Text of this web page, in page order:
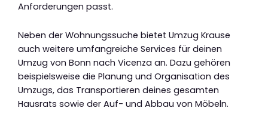
Anforderungen passt.
Neben der Wohnungssuche bietet Umzug Krause
auch weitere umfangreiche Services für deinen
Umzug von Bonn nach Vicenza an. Dazu gehören
beispielsweise die Planung und Organisation des
Umzugs, das Transportieren deines gesamten
Hausrats sowie der Auf- und Abbau von Möbeln.